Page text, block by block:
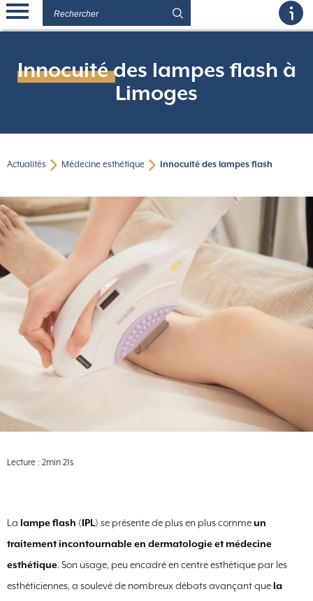
Innocuité des lampes flash à
Limoges
Actualités Médecine esthétique Innocuité des lampes flash
Lecture : 2min 21s
La lampe flash ( IPL) se présente de plus en plus commeun
traitement incontournable en dermatologie et médecine
esthétique. Son usage, peu encadré en centre esthétique par les
esthéticiennes, a soulevé de nombreux débats avançant que la